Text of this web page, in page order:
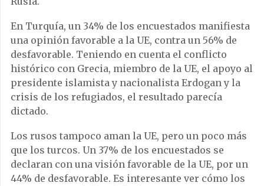
En Turquía, un 34% de los encuestados manifiesta
una opinión favorable a la UE, contra un 56% de
desfavorable. Teniendo en cuenta el conflicto
histórico con Grecia, miembro de la UE, el apoyo al
presidente islamista y nacionalista Erdogan y la
crisis de los refugiados, el resultado parecía
dictado.
Los rusos tampoco aman la UE, pero un poco más
que los turcos. Un 37% de los encuestados se
declaran con una visión favorable de la UE, por un
44% de desfavorable. Es interesante ver cómo los